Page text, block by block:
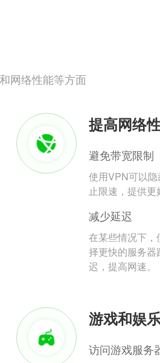
网络性能等方面
提高网络
避免带宽限制
使用VPN可以
止限速，提供更
减少延迟
在某些情况下
择更快的服务器
迟，提高网速。
游戏和娱
访问游戏服务